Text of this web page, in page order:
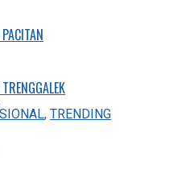
,TRENDING